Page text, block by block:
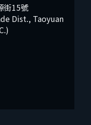
街15號
Dist., Taoyuan